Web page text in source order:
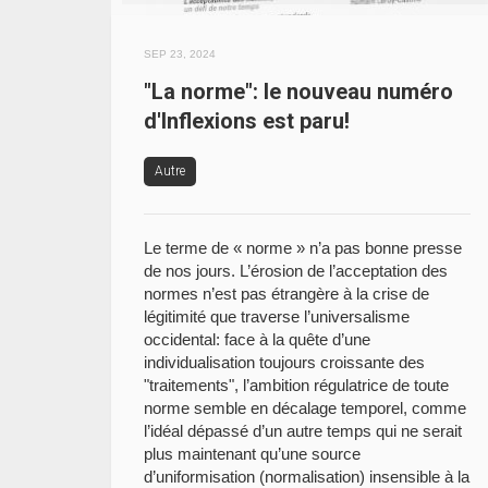
SEP 23, 2024
"La norme": le nouveau numéro
d'Inflexions est paru!
Autre
Le terme de « norme » n’a pas bonne presse
de nos jours. L’érosion de l’acceptation des
normes n’est pas étrangère à la crise de
légitimité que traverse l’universalisme
occidental: face à la quête d’une
individualisation toujours croissante des
"traitements", l’ambition régulatrice de toute
norme semble en décalage temporel, comme
l’idéal dépassé d’un autre temps qui ne serait
plus maintenant qu’une source
d’uniformisation (normalisation) insensible à la